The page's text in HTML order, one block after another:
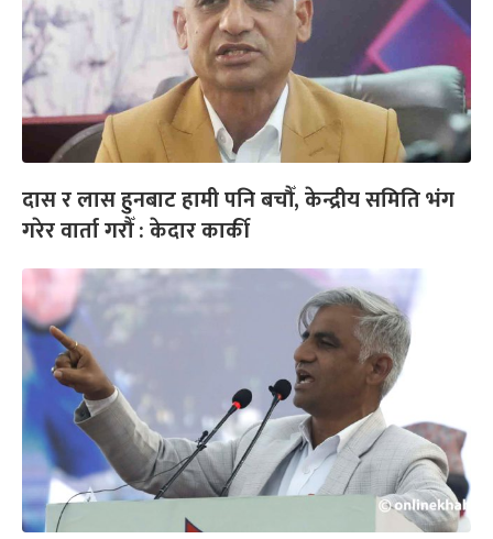
दास र लास हुनबाट हामी पनि बचौँ, केन्द्रीय समिति भंग
गरेर वार्ता गरौँ : केदार कार्की